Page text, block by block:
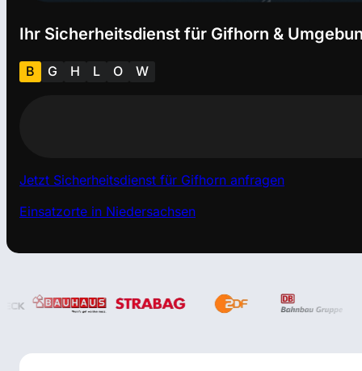
Ihr Sicherheitsdienst für Gifhorn &
B G H L O W
Jetzt Sicherheitsdienst für Gifhorn anfragen
Einsatzorte in Niedersachsen